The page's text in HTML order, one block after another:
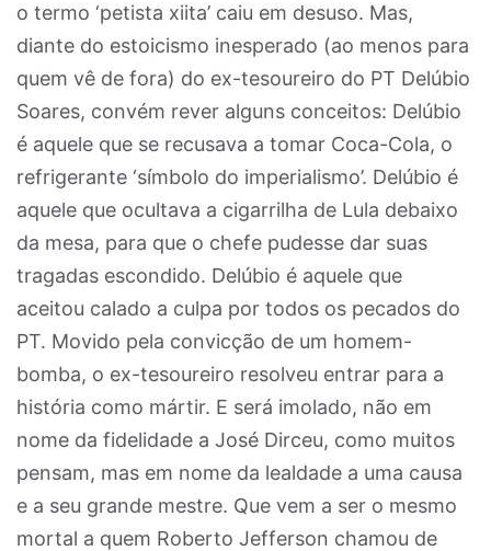
o termo ‘petista xiita’ caiu em desuso. Mas,
diante do estoicismo inesperado (ao menos para
quem vê de fora) do ex-tesoureiro do PT Delúbio
Soares, convém rever alguns conceitos: Delúbio
é aquele que se recusava a tomar Coca-Cola, o
refrigerante ‘símbolo do imperialismo’. Delúbio é
aquele que ocultava a cigarrilha de Lula debaixo
da mesa, para que o chefe pudesse dar suas
tragadas escondido. Delúbio é aquele que
aceitou calado a culpa por todos os pecados do
PT. Movido pela convicção de um homem-
bomba, o ex-tesoureiro resolveu entrar para a
história como mártir. E será imolado, não em
nome da fidelidade a José Dirceu, como muitos
pensam, mas em nome da lealdade a uma causa
e a seu grande mestre. Que vem a ser o mesmo
mortal a quem Roberto Jefferson chamou de